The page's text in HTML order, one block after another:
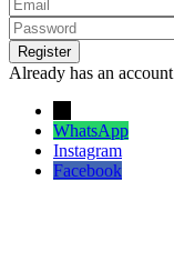
Already has an account
WhatsApp
Instagram
Facebook